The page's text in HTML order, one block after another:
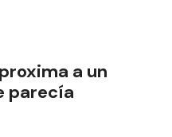
a un
parecía